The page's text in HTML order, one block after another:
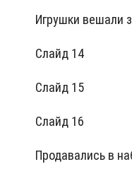
Игрушки вешали
Слайд 14
Слайд 15
Слайд 16
Продавались в